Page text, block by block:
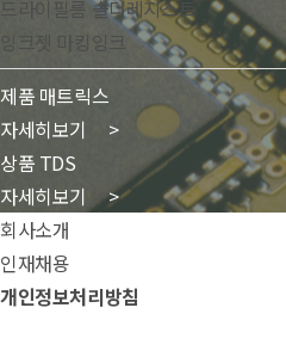
드라이필름 솔더레지스트
잉크젯 마킹잉크
제품 매트릭스
자세히보기 >
상품 TDS
자세히보기 >
회사소개
인재채용
개인정보처리방침